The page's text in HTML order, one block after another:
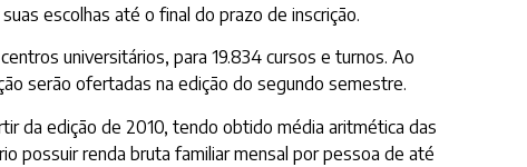
escolhas até o final do prazo de inscrição.
universitários, para 19.834 cursos e turnos. Ao
serão ofertadas na edição do segundo semestre.
da edição de 2010, tendo obtido média aritmética das
possuir renda bruta familiar mensal por pessoa de até